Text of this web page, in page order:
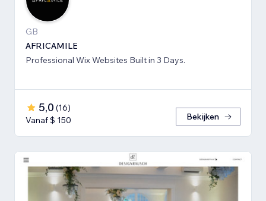
GB
AFRICAMILE
Professional Wix Websites Built in 3 Days.
5,0 (16)
Vanaf $ 150
Bekijken